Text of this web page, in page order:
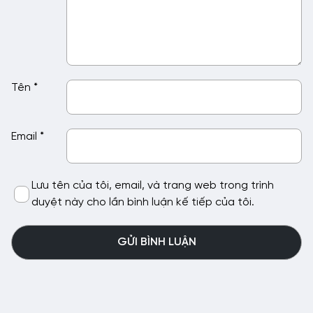
Tên *
Email *
Lưu tên của tôi, email, và trang web trong trình
duyệt này cho lần bình luận kế tiếp của tôi.